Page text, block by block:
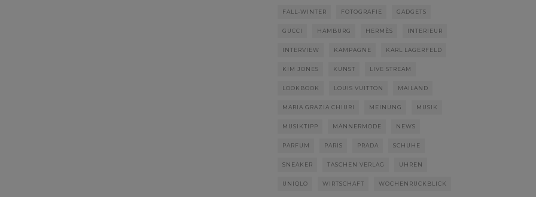
FALL-WINTER FOTOGRAFIE GADGETS
GUCCI HAMBURG HERMÈS INTERIEUR
INTERVIEW KAMPAGNE KARL LAGERFELD
KIM JONES KUNST LIVE STREAM
LOOKBOOK LOUIS VUITTON MAILAND
MARIA GRAZIA CHIURI MEINUNG MUSIK
MUSIKTIPP MÄNNERMODE NEWS
PARFUM PARIS PRADA SCHUHE
SNEAKER TASCHEN VERLAG UHREN
UNIQLO WIRTSCHAFT WOCHENRÜCKBLICK